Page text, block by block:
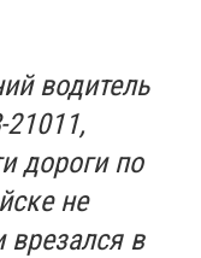
водитель
дороги по
не
врезался в